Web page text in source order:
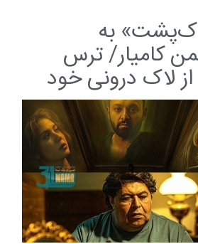
به
کامیار/ ترس
لاک درونی خود